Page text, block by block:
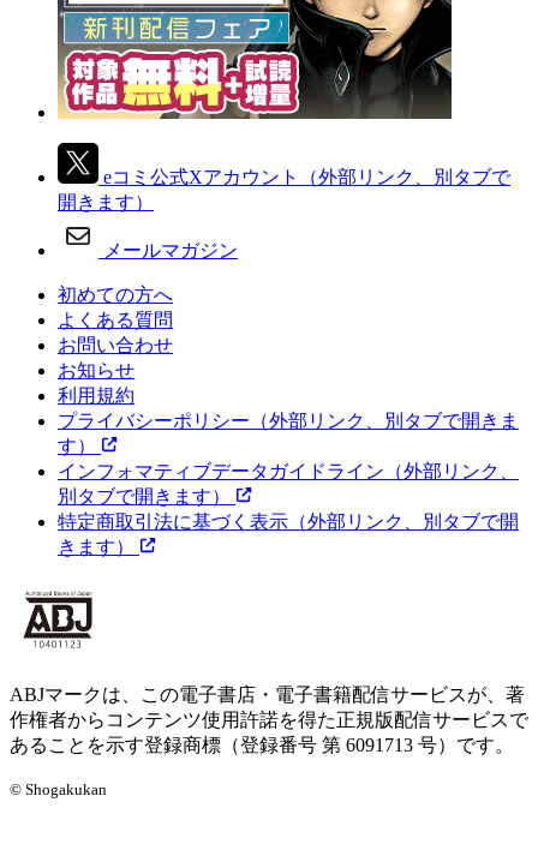
eコミ公式Xアカウント
（外部リンク、別タブで
開きます）
メールマガジン
初めての方へ
よくある質問
お問い合わせ
お知らせ
利用規約
プライバシーポリシー （外部リンク、別タブで開きま
す）
インフォマティブデータガイドライン （外部リンク、
別タブで開きます）
特定商取引法に基づく表示 （外部リンク、別タブで開
きます）
ABJマークは、この電子書店・電子書籍配信サービスが、著
作権者からコンテンツ使用許諾を得た正規版配信サービスで
あることを示す登録商標（登録番号 第 6091713 号）です。
© Shogakukan